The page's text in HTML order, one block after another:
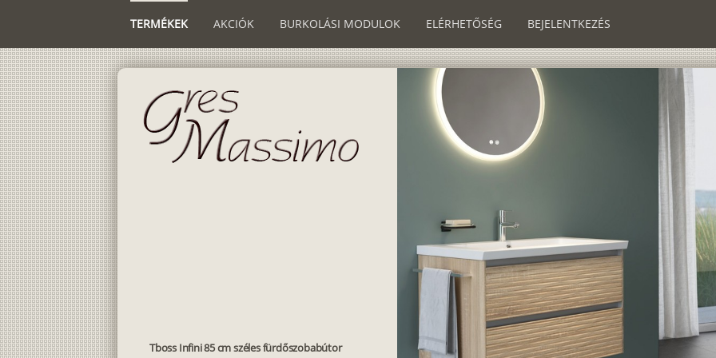
TERMÉKEK AKCIÓK BURKOLÁSI MODULOK ELÉRHETŐSÉG BEJELENTKEZÉS
Tboss Infini 85 cm széles fürdőszobabútor